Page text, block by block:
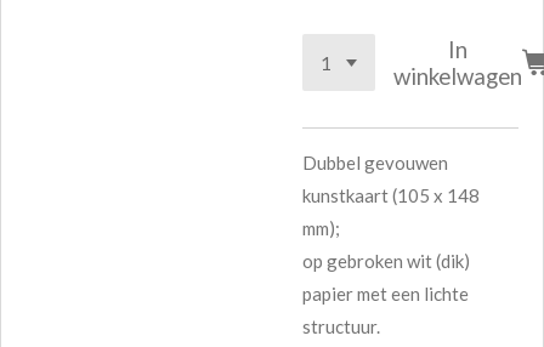
In
winkelwagen
Dubbel gevouwen
kunstkaart (105 x 148
mm);
op gebroken wit (dik)
papier met een lichte
structuur.